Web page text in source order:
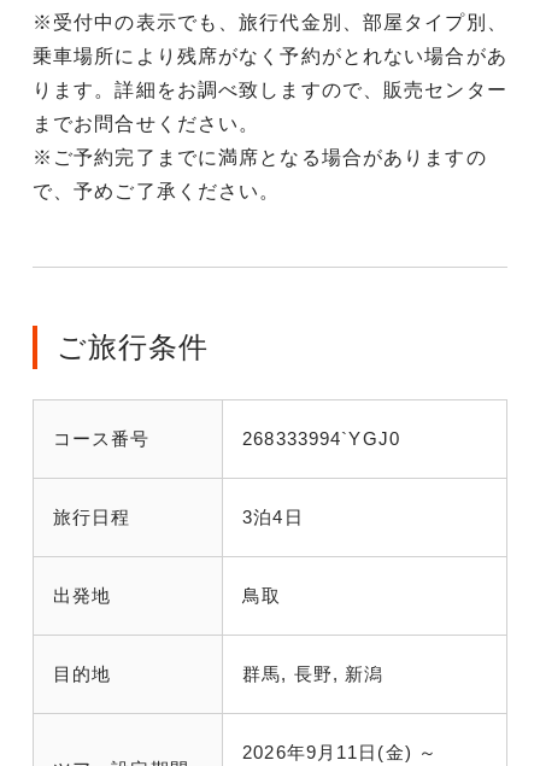
※受付中の表示でも、旅行代金別、部屋タイプ別、
乗車場所により残席がなく予約がとれない場合があ
ります。詳細をお調べ致しますので、販売センター
までお問合せください。
※ご予約完了までに満席となる場合がありますの
で、予めご了承ください。
ご旅行条件
コース番号 268333994`YGJ0
旅行日程 3泊4日
出発地 鳥取
目的地 群馬, 長野, 新潟
2026年9月11日(金) ～